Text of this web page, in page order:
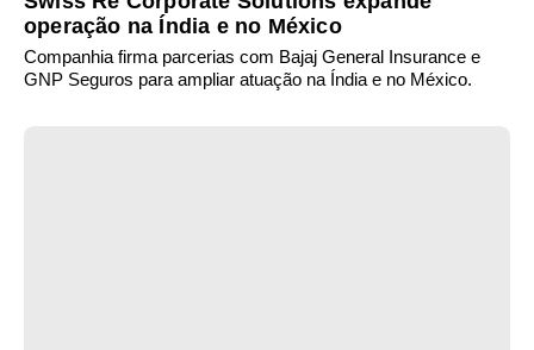
operação na Índia e no México
Companhia firma parcerias com Bajaj General Insurance e
GNP Seguros para ampliar atuação na Índia e no México.